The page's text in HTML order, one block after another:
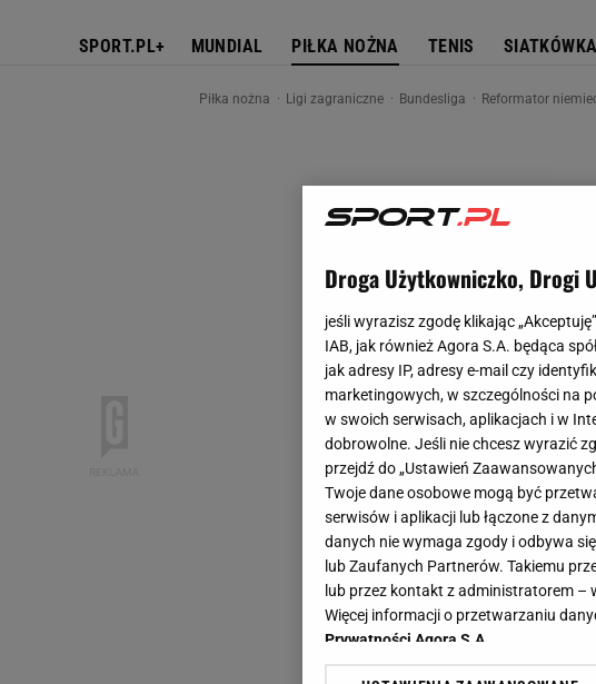
SPORT.PL+ MUNDIAL PIŁKA NOŻNA TENIS SIATKÓWKA
Piłka nożna Ligi zagraniczne Bundesliga Reformator
Droga Użytkowniczko, Drogi
jeśli wyrazisz zgodę klikając
IAB, jak również Agora S.A. będąca
jak adresy IP, adresy e-mail czy
marketingowych, w szczególności na
w swoich serwisach, aplikacjach i w
dobrowolne. Jeśli nie chcesz wyrazić
przejdź do „Ustawień
Twoje dane osobowe mogą być
serwisów i aplikacji lub łączone z
danych nie wymaga zgody i odbywa
lub Zaufanych Partnerów. Takiemu
lub przez kontakt z administratorem –
Więcej informacji o przetwarzaniu
Prywatności Agora S.A.